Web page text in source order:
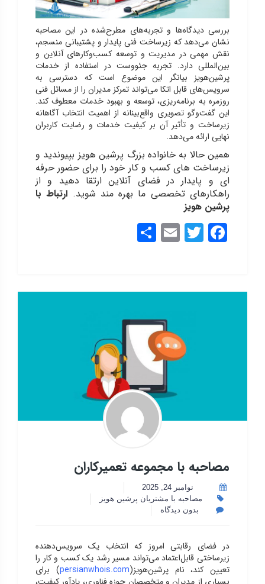
بررسی دیدگاه‌ها و تجربه‌های مطرح‌شده در این مصاحبه
نشان می‌دهد که زیرساخت فنی پایدار و پشتیبانی منسجم،
نقش مهمی در مدیریت و توسعه کسب‌وکارهای آنلاین و
بین‌المللی دارد. تجربه جئووست در استفاده از خدمات
پرشین‌هویز بیانگر این موضوع است که دسترسی به
سرویس‌های قابل اتکا می‌تواند تمرکز مدیران را از مسائل فنی
روزمره به برنامه‌ریزی، توسعه و بهبود خدمات معطوف کند.
این گفت‌وگو تصویری واقع‌بینانه از اهمیت انتخاب آگاهانه
زیرساخت و تأثیر آن بر کیفیت خدمات و رضایت کاربران
نهایی ارائه می‌دهد.
همین حالا به خانواده بزرگ پرشین هویز بپیوندید و
زیرساخت های کسب و کار خود را برای حضور حرفه
ای و پایدار در فضای آنلاین ارتقا دهید و از
راهکارهای تخصصی ما بهره مند شوید. ارتباط با
پرشین هویز
Facebook
Twitter
Email
مصاحبه با مجموعه تعمیرکاران
نوامبر 24, 2025
مصاحبه با مشتریان پرشین هویز
بدون دیدگاه
در فضای رقابتی امروز که انتخاب یک سرویس‌دهنده
زیرساختی قابل‌اعتماد می‌تواند مسیر رشد یک کسب‌ و کار را
تعیین کند، نام پرشین‌هویز(persianwhois.com) برای